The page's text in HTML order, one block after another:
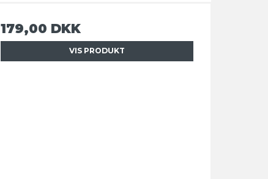
179,00 DKK
VIS PRODUKT